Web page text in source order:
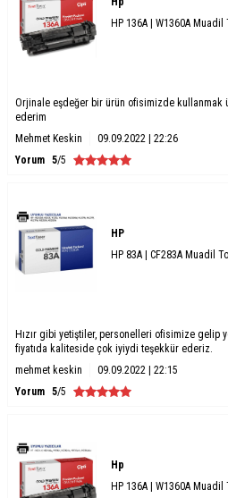
HP 136A | W1360A Muadil
Orjinale eşdeğer bir ürün ofisimizde kullanmak
ederim
Mehmet Keskin
09.09.2022 | 22:26
Yorum 5/5
HP
HP 83A | CF283A Muadil
Hızır gibi yetiştiler, personelleri ofisimize gelip
fiyatıda kaliteside çok iyiydi teşekkür ederiz.
mehmet keskin
09.09.2022 | 22:15
Yorum 5/5
Hp
HP 136A | W1360A Muadil